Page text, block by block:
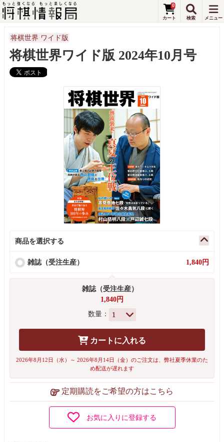
0
将棋世界 ワイド版
将棋世界ワイド版 2024年10月号
商品を選択する
雑誌（受注生産） 1,840円
雑誌（受注生産）
1,840円
数量：
カートに入れる
2026年8月12日（水）～ 2026年8月14日（金）のご注文は、弊社夏季休業のた
め配送が遅れます
定期購読をご希望の方はこちら
お気に入りに登録する